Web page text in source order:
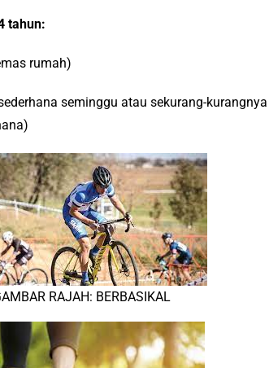
tahun:
rumah)
seminggu atau sekurang-
RAJAH: BERBASIKAL